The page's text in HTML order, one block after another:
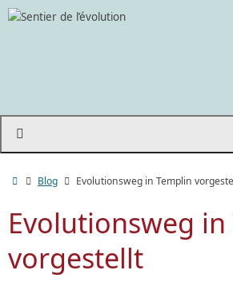
Blog Evolutionsweg in Templin
Evolutionsweg
vorgestellt